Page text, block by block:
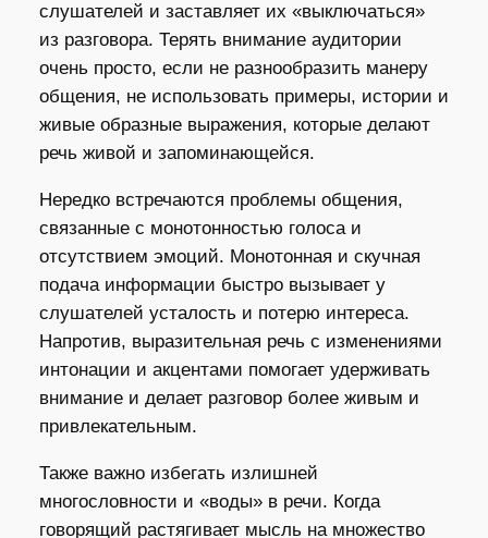
слушателей и заставляет их «выключаться»
из разговора. Терять внимание аудитории
очень просто, если не разнообразить манеру
общения, не использовать примеры, истории и
живые образные выражения, которые делают
речь живой и запоминающейся.
Нередко встречаются проблемы общения,
связанные с монотонностью голоса и
отсутствием эмоций. Монотонная и скучная
подача информации быстро вызывает у
слушателей усталость и потерю интереса.
Напротив, выразительная речь с изменениями
интонации и акцентами помогает удерживать
внимание и делает разговор более живым и
привлекательным.
Также важно избегать излишней
многословности и «воды» в речи. Когда
говорящий растягивает мысль на множество